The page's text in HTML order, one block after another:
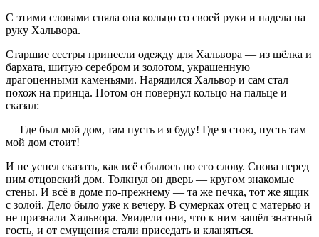
С этими словами сняла она кольцо со своей руки и надела на
руку Хальвора.
Старшие сестры принесли одежду для Хальвора — из шёлка и
бархата, шитую серебром и золотом, украшенную
драгоценными каменьями. Нарядился Хальвор и сам стал
похож на принца. Потом он повернул кольцо на пальце и
сказал:
— Где был мой дом, там пусть и я буду! Где я стою, пусть там
мой дом стоит!
И не успел сказать, как всё сбылось по его слову. Снова перед
ним отцовский дом. Толкнул он дверь — кругом знакомые
стены. И всё в доме по-прежнему — та же печка, тот же ящик
с золой. Дело было уже к вечеру. В сумерках отец с матерью и
не признали Хальвора. Увидели они, что к ним зашёл знатный
гость, и от смущения стали приседать и кланяться.